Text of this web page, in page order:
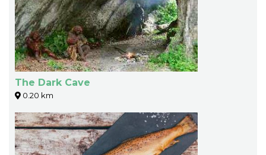
The Dark Cave
0.20 km